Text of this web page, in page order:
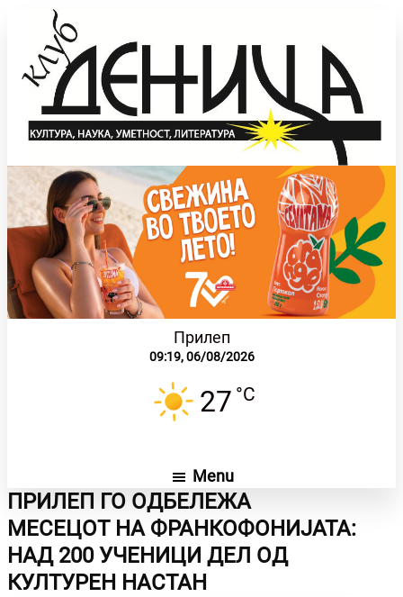
Прилеп
09:19,06/08/2026
27 °C
Menu
ПРИЛЕП ГО ОДБЕЛЕЖА
МЕСЕЦОТ НА ФРАНКОФОНИЈАТА:
НАД 200 УЧЕНИЦИ ДЕЛ ОД
КУЛТУРЕН НАСТАН